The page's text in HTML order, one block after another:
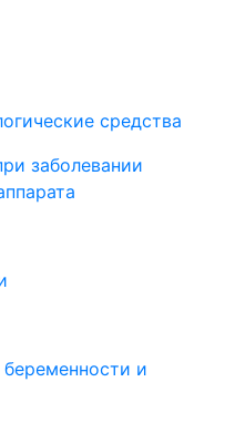
средства
заболевании
и